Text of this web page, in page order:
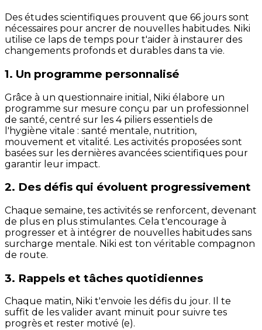
Des études scientifiques prouvent que 66 jours sont
nécessaires pour ancrer de nouvelles habitudes. Niki
utilise ce laps de temps pour t'aider à instaurer des
changements profonds et durables dans ta vie.
1. Un programme personnalisé
Grâce à un questionnaire initial, Niki élabore un
programme sur mesure conçu par un professionnel
de santé, centré sur les 4 piliers essentiels de
l'hygiène vitale : santé mentale, nutrition,
mouvement et vitalité. Les activités proposées sont
basées sur les dernières avancées scientifiques pour
garantir leur impact.
2. Des défis qui évoluent progressivement
Chaque semaine, tes activités se renforcent, devenant
de plus en plus stimulantes. Cela t'encourage à
progresser et à intégrer de nouvelles habitudes sans
surcharge mentale. Niki est ton véritable compagnon
de route.
3. Rappels et tâches quotidiennes
Chaque matin, Niki t'envoie les défis du jour. Il te
suffit de les valider avant minuit pour suivre tes
progrès et rester motivé (e).